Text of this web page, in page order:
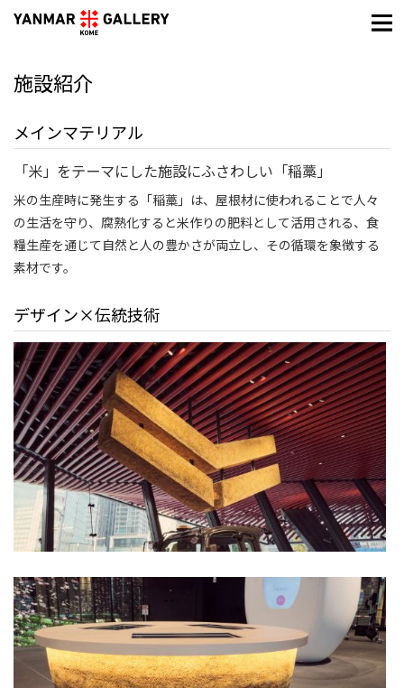
施設紹介
メインマテリアル
「⽶」をテーマにした施設にふさわしい「稲藁」
⽶の⽣産時に発⽣する「稲藁」は、屋根材に使われることで⼈々
の⽣活を守り、腐熟化すると⽶作りの肥料として活⽤される、⾷
糧⽣産を通じて⾃然と⼈の豊かさが両⽴し、その循環を象徴する
素材です。
デザイン×伝統技術